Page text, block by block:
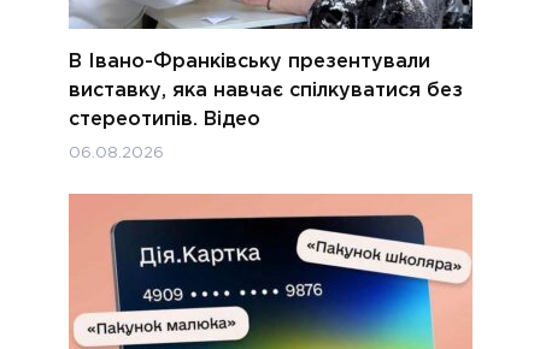
В Івано-Франківську презентували
виставку, яка навчає спілкуватися без
стереотипів. Відео
06.08.2026